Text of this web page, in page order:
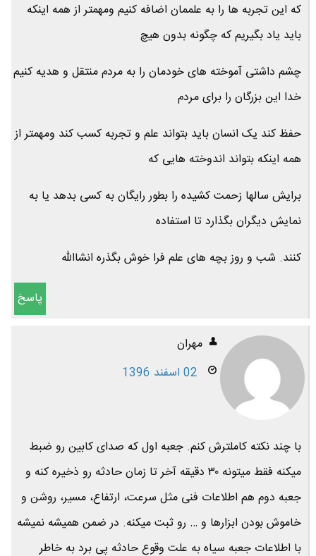
که این تجربه ها را به علممان اضافه کنیم ومهمتر از همه اینکه
باید یاد بگیریم که چگونه بدون هیچ
چشم داشتی آموخته های خودمان را به مردم منتقل و هدیه کنیم
خدا این بزرگان را برای مردم
حفظ کند یک انسان باید بتواند علم و تجربه کسب کند ومهمتر از
همه اینکه بتواند اندوخته هایی که
برایش سالها زحمت کشیده را بطور رایگان به کسی بدهد یا به
نمایش دیگران بگذارد تا استفاده
کنند. شب و روز بچه های علم فرا خوش بگذره انشاالله
پاسخ
مهران
02 اسفند 1396
با چند نکته کاملترش کنم. جعبه اول که صدای کابین رو ضبط
میکنه فقط میتونه ۳۰ دقیقه آخر تا زمان حادثه رو ذخیره کنه و
جعبه دوم هم اطلاعات فنی مثل سرعت، ارتفاع، مسیر، روشن و
خاموش بودن ابزارها و … رو ثبت میکنه. در ضمن همیشه نمیشه
با اطلاعات جعبه سیاه به علت وقوع حادثه پی برد به خاطر